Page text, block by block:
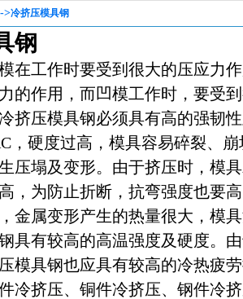
>冷挤压模具钢
钢
在工作时要受到很大的压应力
的作用，而凹模工作时，要受
挤压模具钢必须具有高的强韧
，硬度过高，模具容易碎裂、
压塌及变形。由于挤压时，模
，为防止折断，抗弯强度也要
金属变形产生的热量很大，模
具有较高的高温强度及硬度。
模具钢也应具有较高的冷热疲
冷挤压、铜件冷挤压、钢件冷